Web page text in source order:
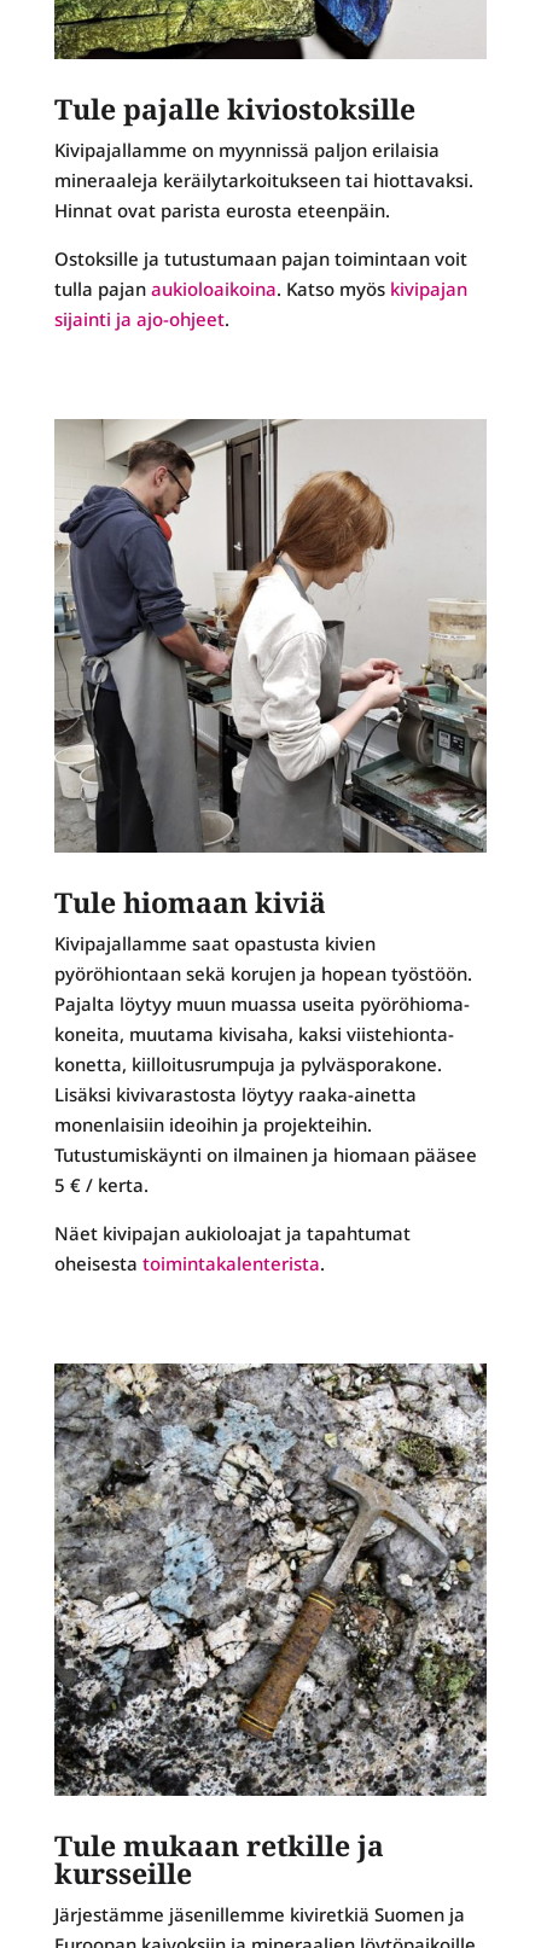
Tule pajalle kiviostoksille
Kivipajallamme on myynnissä paljon erilaisia
mineraaleja keräilytarkoitukseen tai hiottavaksi.
Hinnat ovat parista eurosta eteenpäin.
Ostoksille ja tutustumaan pajan toimintaan voit
tulla pajan aukioloaikoina. Katso myös kivipajan
sijainti ja ajo-ohjeet.
Tule hiomaan kiviä
Kivipajallamme saat opastusta kivien
pyöröhiontaan sekä korujen ja hopean työstöön.
Pajalta löytyy muun muassa useita pyörö­hioma­
koneita, muutama kivisaha, kaksi viiste­hionta­
konetta, kiilloitusrumpuja ja pylväs­porakone.
Lisäksi kivivarastosta löytyy raaka-ainetta
monenlaisiin ideoihin ja projekteihin.
Tutustumiskäynti on ilmainen ja hiomaan pääsee
5 € / kerta.
Näet kivipajan aukioloajat ja tapahtumat
oheisesta toimintakalenterista.
Tule mukaan retkille ja
kursseille
Järjestämme jäsenillemme kiviretkiä Suomen ja